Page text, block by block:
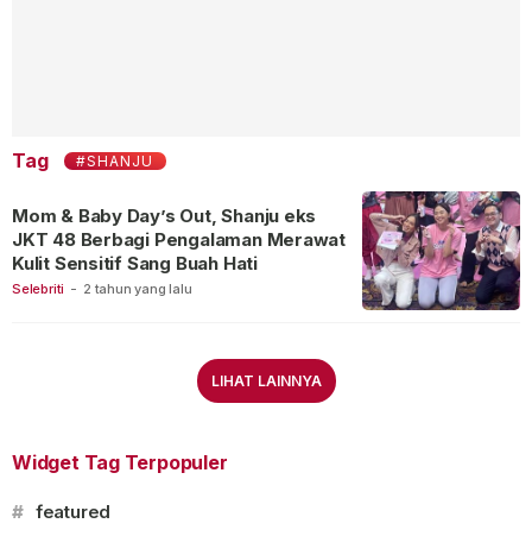
Tag #SHANJU
Selebriti - 2 tahun yang lalu
Mom & Baby Day’s Out, Shanju eks
JKT 48 Berbagi Pengalaman Merawat
Kulit Sensitif Sang Buah Hati
LIHAT LAINNYA
Widget Tag Terpopuler
# featured